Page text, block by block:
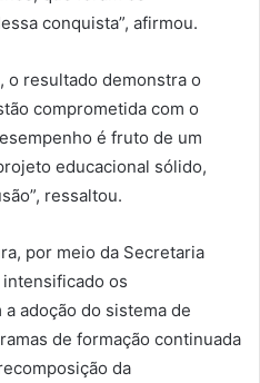
conquista”, afirmou.
o resultado demonstra o
comprometida com o
é fruto de um
educacional sólido,
ressaltou.
por meio da Secretaria
os
adoção do sistema de
de formação continuada
da